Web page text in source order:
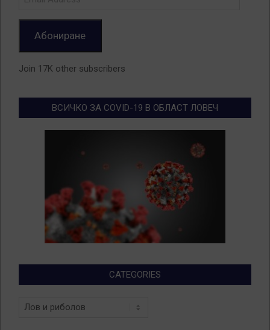
Абониране
Join 17K other subscribers
ВСИЧКО ЗА COVID-19 В ОБЛАСТ ЛОВЕЧ
CATEGORIES
Categories